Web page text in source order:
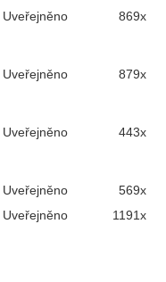
Uveřejněno 869x
Uveřejněno 879x
Uveřejněno 443x
Uveřejněno 569x
Uveřejněno 1191x